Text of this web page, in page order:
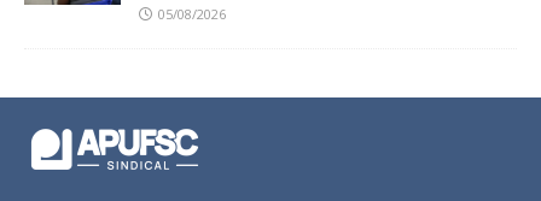
05/08/2026